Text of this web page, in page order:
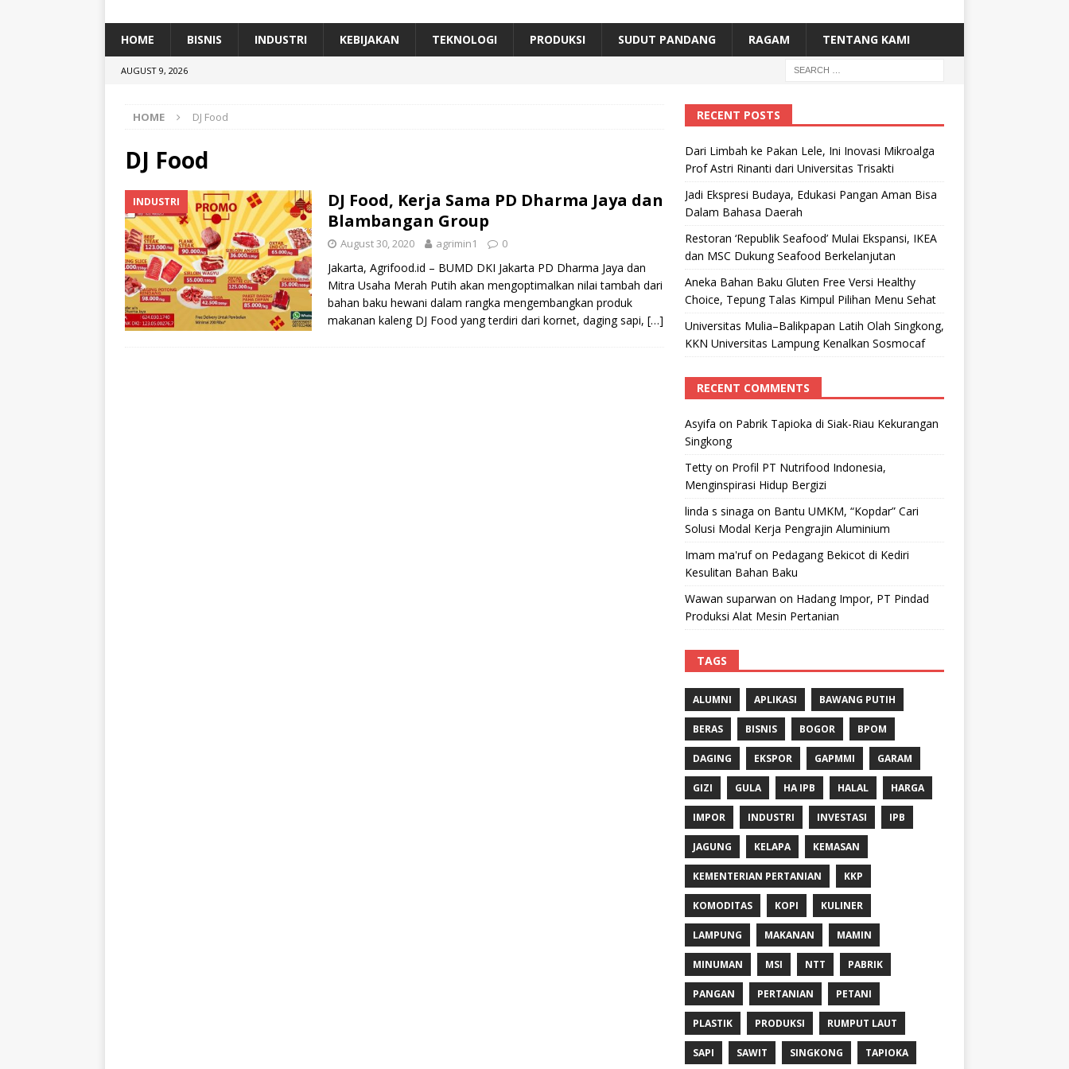
[ July 11, 2026 ] Dari Limbah ke Pakan Lele, Ini Inovasi Mikroalga Prof Astri Rinanti dari Universitas Trisakti
HOME BISNIS INDUSTRI KEBIJAKAN TEKNOLOGI PRODUKSI SUDUT PANDANG RAGAM TENTANG KAMI
AUGUST 9, 2026
HOME DJ Food
DJ Food
INDUSTRI
DJ Food, Kerja Sama PD Dharma Jaya dan
Blambangan Group
August 30, 2020 agrimin1 0
Jakarta, Agrifood.id – BUMD DKI Jakarta PD Dharma Jaya dan
Mitra Usaha Merah Putih akan mengoptimalkan nilai tambah dari
bahan baku hewani dalam rangka mengembangkan produk
makanan kaleng DJ Food yang terdiri dari kornet, daging sapi, […]
RECENT POSTS
Dari Limbah ke Pakan Lele, Ini Inovasi Mikroalga
Prof Astri Rinanti dari Universitas Trisakti
Jadi Ekspresi Budaya, Edukasi Pangan Aman Bisa
Dalam Bahasa Daerah
Restoran ‘Republik Seafood’ Mulai Ekspansi, IKEA
dan MSC Dukung Seafood Berkelanjutan
Aneka Bahan Baku Gluten Free Versi Healthy
Choice, Tepung Talas Kimpul Pilihan Menu Sehat
Universitas Mulia–Balikpapan Latih Olah Singkong,
KKN Universitas Lampung Kenalkan Sosmocaf
RECENT COMMENTS
Asyifa on Pabrik Tapioka di Siak-Riau Kekurangan
Singkong
Tettyon Profil PT Nutrifood Indonesia,
Menginspirasi Hidup Bergizi
linda s sinaga on Bantu UMKM, “Kopdar” Cari
Solusi Modal Kerja Pengrajin Aluminium
Imam ma'rufon Pedagang Bekicot di Kediri
Kesulitan Bahan Baku
Wawan suparwan on Hadang Impor, PT Pindad
Produksi Alat Mesin Pertanian
TAGS
ALUMNI APLIKASI BAWANG PUTIH
BERAS BISNIS BOGOR BPOM
DAGING EKSPOR GAPMMI GARAM
GIZI GULA HA IPB HALAL HARGA
IMPOR INDUSTRI INVESTASI IPB
JAGUNG KELAPA KEMASAN
KEMENTERIAN PERTANIAN KKP
KOMODITAS KOPI KULINER
LAMPUNG MAKANAN MAMIN
MINUMAN MSI NTT PABRIK
PANGAN PERTANIAN PETANI
PLASTIK PRODUKSI RUMPUT LAUT
SAPI SAWIT SINGKONG TAPIOKA